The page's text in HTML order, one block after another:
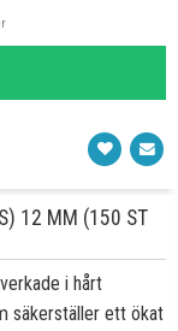
12 MM (150 ST
i hårt
säkerställer ett ökat